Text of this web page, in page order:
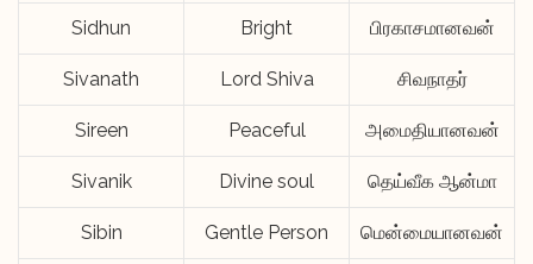
Sidhun Bright பிரகாசமானவன்
Sivanath Lord Shiva சிவநாதர்
Sireen Peaceful அமைதியானவன்
Sivanik Divine soul தெய்வீக ஆன்மா
Sibin Gentle Person மென்மையானவன்